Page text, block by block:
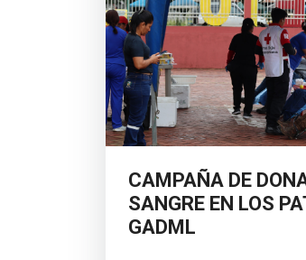
CAMPAÑA DE
SANGRE EN LOS
GADML